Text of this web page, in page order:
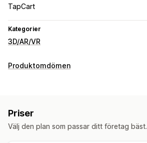
TapCart
Kategorier
3D/AR/VR
Visualisering
Produktkonfiguration
Produktomdömen
Sammanfattningar av recensioner
Priser
Välj den plan som passar ditt företag bäst.